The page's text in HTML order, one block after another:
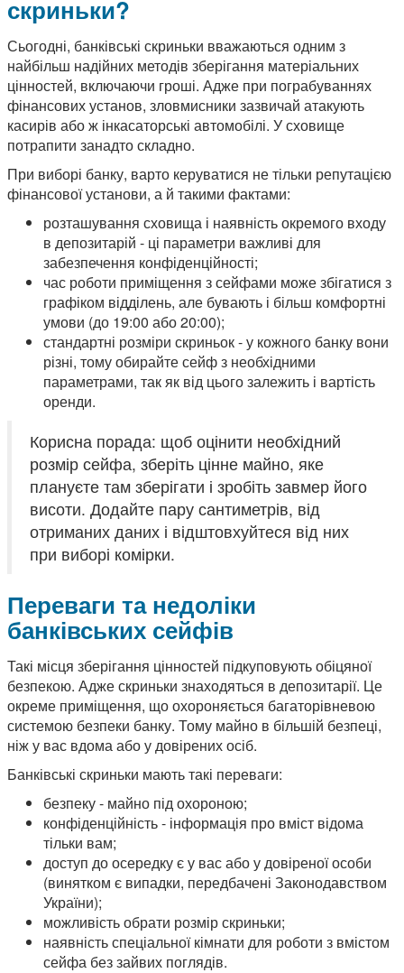
скриньки?
Сьогодні, банківські скриньки вважаються одним з
найбільш надійних методів зберігання матеріальних
цінностей, включаючи гроші. Адже при пограбуваннях
фінансових установ, зловмисники зазвичай атакують
касирів або ж інкасаторські автомобілі. У сховище
потрапити занадто складно.
При виборі банку, варто керуватися не тільки репутацією
фінансової установи, а й такими фактами:
розташування сховища і наявність окремого входу
в депозитарій - ці параметри важливі для
забезпечення конфіденційності;
час роботи приміщення з сейфами може збігатися з
графіком відділень, але бувають і більш комфортні
умови (до 19:00 або 20:00);
стандартні розміри скриньок - у кожного банку вони
різні, тому обирайте сейф з необхідними
параметрами, так як від цього залежить і вартість
оренди.
Корисна порада: щоб оцінити необхідний
розмір сейфа, зберіть цінне майно, яке
плануєте там зберігати і зробіть завмер його
висоти. Додайте пару сантиметрів, від
отриманих даних і відштовхуйтеся від них
при виборі комірки.
Переваги та недоліки
банківських сейфів
Такі місця зберігання цінностей підкуповують обіцяної
безпекою. Адже скриньки знаходяться в депозитарії. Це
окреме приміщення, що охороняється багаторівневою
системою безпеки банку. Тому майно в більшій безпеці,
ніж у вас вдома або у довірених осіб.
Банківські скриньки мають такі переваги:
безпеку - майно під охороною;
конфіденційність - інформація про вміст відома
тільки вам;
доступ до осередку є у вас або у довіреної особи
(винятком є випадки, передбачені Законодавством
України);
можливість обрати розмір скриньки;
наявність спеціальної кімнати для роботи з вмістом
сейфа без зайвих поглядів.